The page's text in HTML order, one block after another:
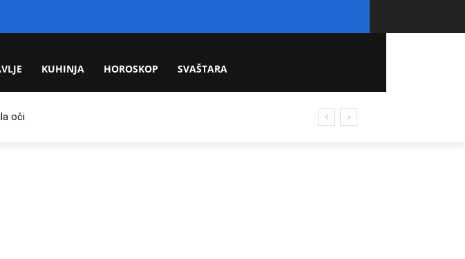
KUHINJA HOROSKOP SVAŠTARA
oči